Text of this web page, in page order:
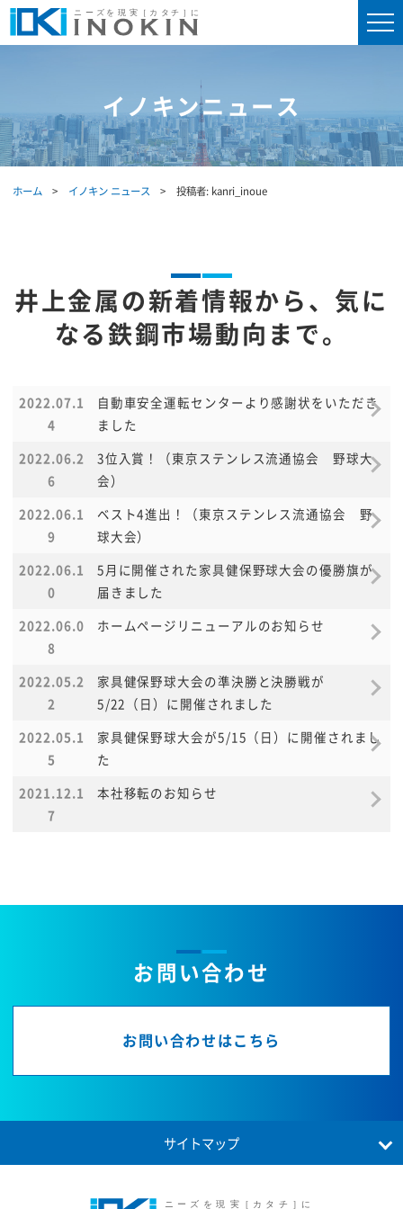
イノキンニュース
ホーム イノキン ニュース 投稿者: kanri_inoue
井上金属の新着情報から、気に
なる鉄鋼市場動向まで。
2022.07.1
4
自動車安全運転センターより感謝状をいただき
ました
2022.06.2
6
3位入賞！（東京ステンレス流通協会 野球大
会）
2022.06.1
9
ベスト4進出！（東京ステンレス流通協会 野
球大会）
2022.06.1
0
5月に開催された家具健保野球大会の優勝旗が
届きました
2022.06.0
8
ホームページリニューアルのお知らせ
2022.05.2
2
家具健保野球大会の準決勝と決勝戦が
5/22（日）に開催されました
2022.05.1
5
家具健保野球大会が5/15（日）に開催されまし
た
2021.12.1
7
本社移転のお知らせ
お問い合わせ
お問い合わせはこちら
サイトマップ